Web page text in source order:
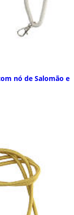
nó de Salomão e